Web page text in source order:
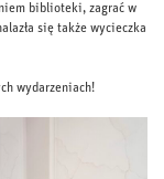
biblioteki, zagrać w
się także wycieczka
wydarzeniach!